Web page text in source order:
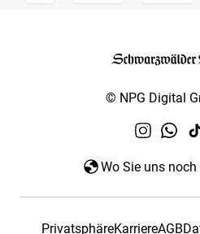
© NPG Digital
Wo Sie uns
PrivatsphäreKarriereAGB